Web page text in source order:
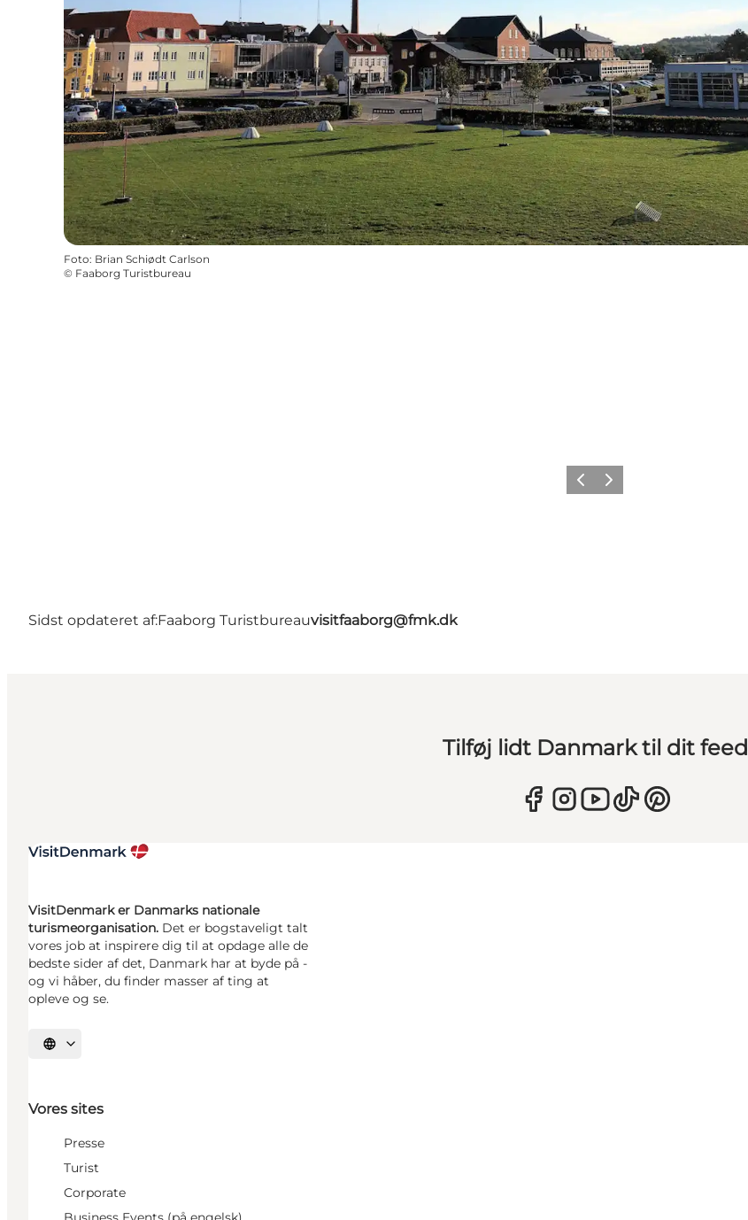
Foto: Brian Schiødt Carlson
© Faaborg Turistbureau
ForrigeNæste
Sidst opdateret af:Faaborg Turistbureauvisitfaaborg@fmk.dk
Tilføj lidt Danmark til dit feed
VisitDenmark er Danmarks nationale
turismeorganisation. Det er bogstaveligt talt
vores job at inspirere dig til at opdage alle de
bedste sider af det, Danmark har at byde på -
og vi håber, du finder masser af ting at
opleve og se.
Vælg sprog
Vores sites
Presse
Turist
Corporate